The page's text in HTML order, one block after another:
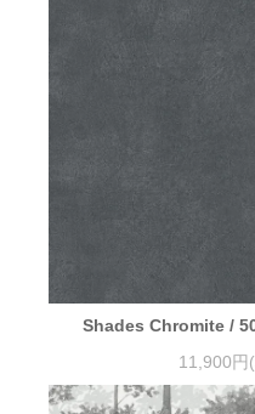
Shades Chromite /
11,900円